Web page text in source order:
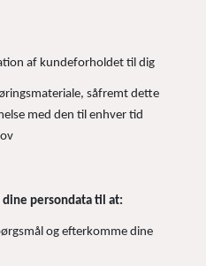
af kundeforholdet til dig
såfremt dette
med den til enhver tid
persondata til at:
og efterkomme dine